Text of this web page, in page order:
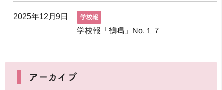
2025年12月9日 学校報
学校報「鶴鳴」No.１７
アーカイブ